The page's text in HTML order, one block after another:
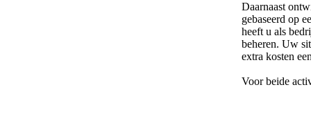
Daarnaast
gebaseerd op
heeft u als
beheren. Uw
extra kosten
Voor beide